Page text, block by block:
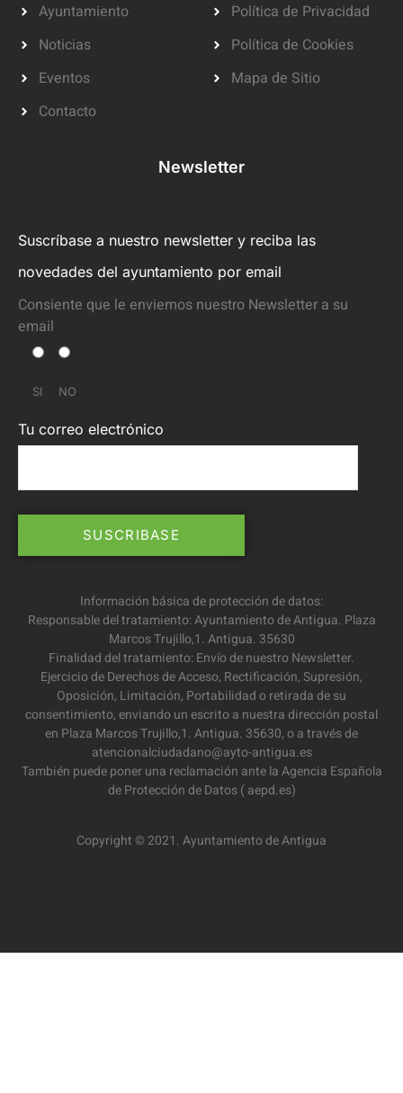
Ayuntamiento
Noticias
Eventos
Contacto
Política de Privacidad
Política de Cookies
Mapa de Sitio
Newsletter
Suscríbase a nuestro newsletter y reciba las
novedades del ayuntamiento por email
Consiente que le enviemos nuestro Newsletter a su
email
SI NO
Tu correo electrónico
Información básica de protección de datos:
Responsable del tratamiento: Ayuntamiento de Antigua. Plaza
Marcos Trujillo,1. Antigua. 35630
Finalidad del tratamiento: Envío de nuestro Newsletter.
Ejercicio de Derechos de Acceso, Rectificación, Supresión,
Oposición, Limitación, Portabilidad o retirada de su
consentimiento, enviando un escrito a nuestra dirección postal
en Plaza Marcos Trujillo,1. Antigua. 35630, o a través de
atencionalciudadano@ayto-antigua.es
También puede poner una reclamación ante la Agencia Española
de Protección de Datos ( aepd.es)
Copyright © 2021. Ayuntamiento de Antigua